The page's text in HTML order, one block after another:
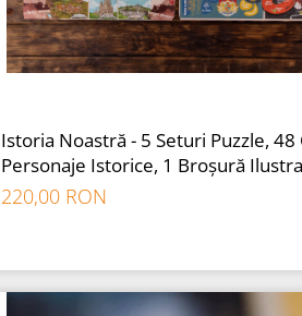
Istoria Noastră - 5 Seturi Puzzle, 48
Personaje Istorice, 1 Broșură
220,00 RON